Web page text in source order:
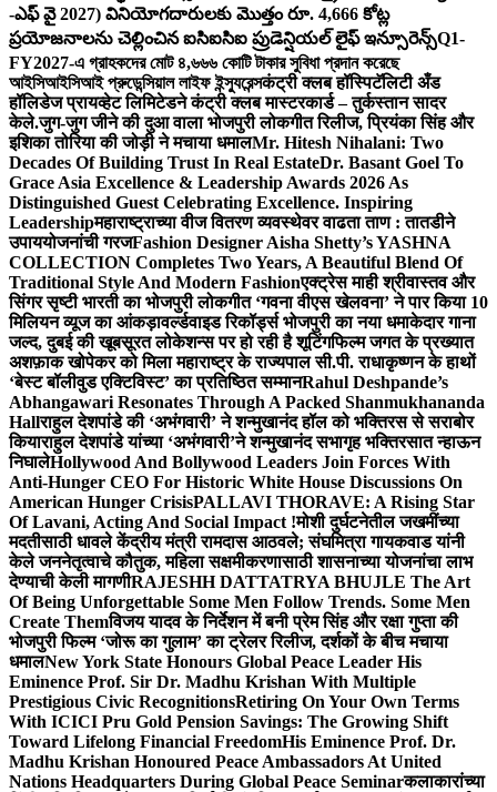
-ఎఫ్ వై 2027) వినియోగదారులకు మొత్తం రూ. 4,666 కోట్ల
ప్రయోజనాలను చెల్లించిన ఐసిఐసిఐ ప్రుడెన్షియల్ లైఫ్ ఇన్సూరెన్స్Q1-
FY2027-এ গ্রাহকদের মোট ৪,৬৬৬ কোটি টাকার সুবিধা প্রদান করেছে
আইসিআইসিআই প্রুডেন্সিয়াল লাইফ ইন্স্যুরেন্সकंट्री क्लब हॉस्पिटॅलिटी अँड
हॉलिडेज प्रायव्हेट लिमिटेडने कंट्री क्लब मास्टरकार्ड – तुर्कस्तान सादर
केले.जुग-जुग जीने की दुआ वाला भोजपुरी लोकगीत रिलीज, प्रियंका सिंह और
इशिका तोरिया की जोड़ी ने मचाया धमालMr. Hitesh Nihalani: Two
Decades Of Building Trust In Real EstateDr. Basant Goel To
Grace Asia Excellence & Leadership Awards 2026 As
Distinguished Guest Celebrating Excellence. Inspiring
Leadershipमहाराष्ट्राच्या वीज वितरण व्यवस्थेवर वाढता ताण : तातडीने
उपाययोजनांची गरजFashion Designer Aisha Shetty’s YASHNA
COLLECTION Completes Two Years, A Beautiful Blend Of
Traditional Style And Modern Fashionएक्ट्रेस माही श्रीवास्तव और
सिंगर सृष्टी भारती का भोजपुरी लोकगीत ‘गवना वीएस खेलवना’ ने पार किया 10
मिलियन व्यूज का आंकड़ावर्ल्डवाइड रिकॉर्ड्स भोजपुरी का नया धमाकेदार गाना
जल्द, दुबई की खूबसूरत लोकेशन्स पर हो रही है शूटिंगफिल्म जगत के प्रख्यात
अशफ़ाक खोपेकर को मिला महाराष्ट्र के राज्यपाल सी.पी. राधाकृष्णन के हाथों
‘बेस्ट बॉलीवुड एक्टिविस्ट’ का प्रतिष्ठित सम्मानRahul Deshpande’s
Abhangawari Resonates Through A Packed Shanmukhananda
Hallराहुल देशपांडे की ‘अभंगवारी’ ने शन्मुखानंद हॉल को भक्तिरस से सराबोर
कियाराहुल देशपांडे यांच्या ‘अभंगवारी’ने शन्मुखानंद सभागृह भक्तिरसात न्हाऊन
निघालेHollywood And Bollywood Leaders Join Forces With
Anti-Hunger CEO For Historic White House Discussions On
American Hunger CrisisPALLAVI THORAVE: A Rising Star
Of Lavani, Acting And Social Impact !मोशी दुर्घटनेतील जखमींच्या
मदतीसाठी धावले केंद्रीय मंत्री रामदास आठवले; संघमित्रा गायकवाड यांनी
केले जननेतृत्वाचे कौतुक, महिला सक्षमीकरणासाठी शासनाच्या योजनांचा लाभ
देण्याची केली मागणीRAJESHH DATTATRYA BHUJLE The Art
Of Being Unforgettable Some Men Follow Trends. Some Men
Create Themविजय यादव के निर्देशन में बनी प्रेम सिंह और रक्षा गुप्ता की
भोजपुरी फिल्म ‘जोरू का गुलाम’ का ट्रेलर रिलीज, दर्शकों के बीच मचाया
धमालNew York State Honours Global Peace Leader His
Eminence Prof. Sir Dr. Madhu Krishan With Multiple
Prestigious Civic RecognitionsRetiring On Your Own Terms
With ICICI Pru Gold Pension Savings: The Growing Shift
Toward Lifelong Financial FreedomHis Eminence Prof. Dr.
Madhu Krishan Honoured Peace Ambassadors At United
Nations Headquarters During Global Peace Seminarकलाकारांच्या